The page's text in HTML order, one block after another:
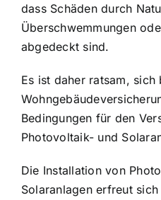
dass Schäden durch
Überschwemmungen
abgedeckt sind.
Es ist daher ratsam, sich
Bedingungen für den
Photovoltaik- und
Die Installation von
Solaranlagen erfreut